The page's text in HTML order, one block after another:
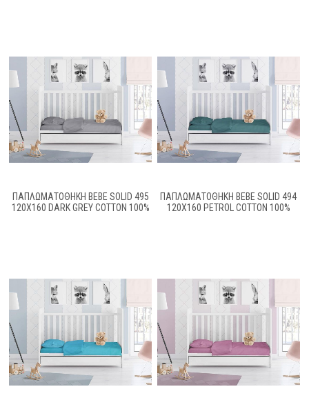
ΠΑΠΛΩΜΑΤΟΘΗΚΗ BEBE SOLID 495
120Χ160 DARK GREY COTTON 100%
ΠΑΠΛΩΜΑΤΟΘΗΚΗ BEBE SOLID 494
120X160 PETROL COTTON 100%